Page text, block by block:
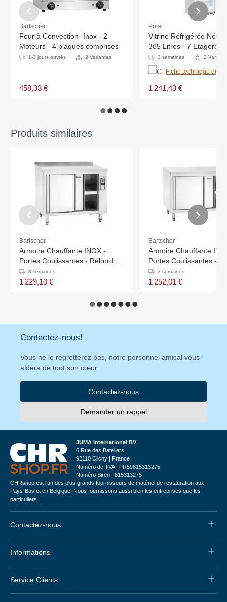
Bartscher
Four à Convection- Inox - 2
Moteurs - 4 plaques comprises
1-3 jours ouvrés 2 Variantes
458,33 €
Polar
Vitrine Réfrigérée
365 Litres - 7 Etagères
600x600x1850(h)mm
3 semaines 2
Fiche technique du
1 241,43 €
Produits similaires
Bartscher
Armoire Chauffante INOX -
Portes Coulissantes - Rébord -
2kW - 1000x700x850-900(h)mm
3 semaines
1 229,10 €
Bartscher
Armoire Chauffante
Portes Coulissantes -
1200x700x850/
3 semaines
1 252,01 €
Contactez-nous!
Vous ne le regretterez pas, notre personnel amical vous
aidera de tout son cœur.
Contactez-nous
Demander un rappel
JUMA International BV
6 Rue des Bateliers
92110 Clichy | France
Numéro de TVA : FR59815313275
Numéro Siren : 815313275
CHRshop est l'un des plus grands fournisseurs de matériel de restauration aux
Pays-Bas et en Belgique. Nous fournissons aussi bien les entreprises que les
particuliers.
Contactez-nous
Informations
Service Clients